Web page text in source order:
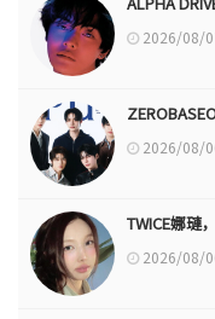
2026/08/
2026/08/
TWICE娜璉
2026/08/